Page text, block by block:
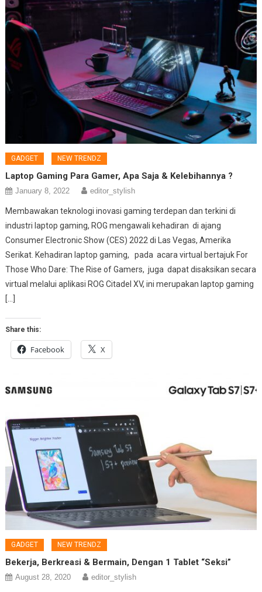
GADGET NEW TRENDZ
Laptop Gaming Para Gamer, Apa Saja & Kelebihannya ?
January 8, 2022 editor_stylish
Membawakan teknologi inovasi gaming terdepan dan terkini di
industri laptop gaming, ROG mengawali kehadiran di ajang
Consumer Electronic Show (CES) 2022 di Las Vegas, Amerika
Serikat. Kehadiran laptop gaming, pada acara virtual bertajuk For
Those Who Dare: The Rise of Gamers, juga dapat disaksikan secara
virtual melalui aplikasi ROG Citadel XV, ini merupakan laptop gaming
[…]
Share this:
Facebook X
GADGET NEW TRENDZ
Bekerja, Berkreasi & Bermain, Dengan 1 Tablet “Seksi”
August 28, 2020 editor_stylish